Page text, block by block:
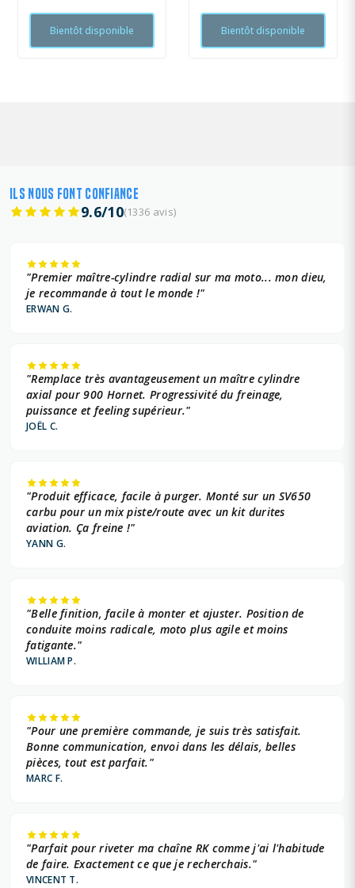
Bientôt disponible Bientôt disponible
ILS NOUS FONT CONFIANCE
9.6/10(1336 avis)
"Premier maître-cylindre radial sur ma moto... mon dieu,
je recommande à tout le monde !"
ERWAN G.
"Remplace très avantageusement un maître cylindre
axial pour 900 Hornet. Progressivité du freinage,
puissance et feeling supérieur."
JOËL C.
"Produit efficace, facile à purger. Monté sur un SV650
carbu pour un mix piste/route avec un kit durites
aviation. Ça freine !"
YANN G.
"Belle finition, facile à monter et ajuster. Position de
conduite moins radicale, moto plus agile et moins
fatigante."
WILLIAM P.
"Pour une première commande, je suis très satisfait.
Bonne communication, envoi dans les délais, belles
pièces, tout est parfait."
MARC F.
"Parfait pour riveter ma chaîne RK comme j'ai l'habitude
de faire. Exactement ce que je recherchais."
VINCENT T.